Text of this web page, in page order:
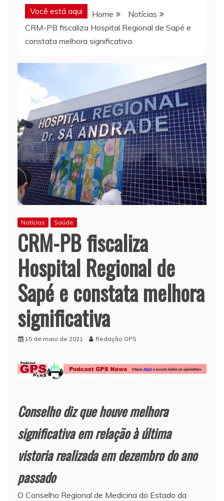
Você está aqui Home
Notícias
CRM-PB fiscaliza Hospital Regional de Sapé e
constata melhora significativa
Notícias Saúde
CRM-PB fiscaliza
Hospital Regional de
Sapé e constata melhora
significativa
15 de maio de 2021 Redação GPS
Conselho diz que houve melhora
significativa em relação à última
vistoria realizada em dezembro do ano
passado
O Conselho Regional de Medicina do Estado da